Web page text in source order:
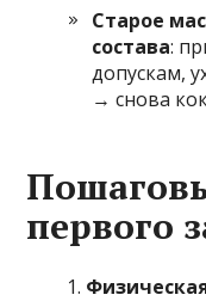
Старое
состава:
допускам,
→ снова
первого